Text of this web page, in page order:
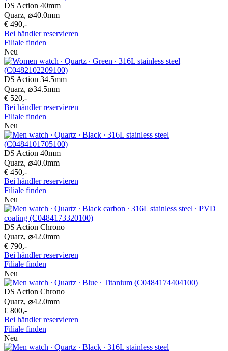
DS Action 40mm
Quarz, ⌀40.0mm
€ 490,-
Bei händler reservieren
Filiale finden
Neu
DS Action 34.5mm
Quarz, ⌀34.5mm
€ 520,-
Bei händler reservieren
Filiale finden
Neu
DS Action 40mm
Quarz, ⌀40.0mm
€ 450,-
Bei händler reservieren
Filiale finden
Neu
DS Action Chrono
Quarz, ⌀42.0mm
€ 790,-
Bei händler reservieren
Filiale finden
Neu
DS Action Chrono
Quarz, ⌀42.0mm
€ 800,-
Bei händler reservieren
Filiale finden
Neu